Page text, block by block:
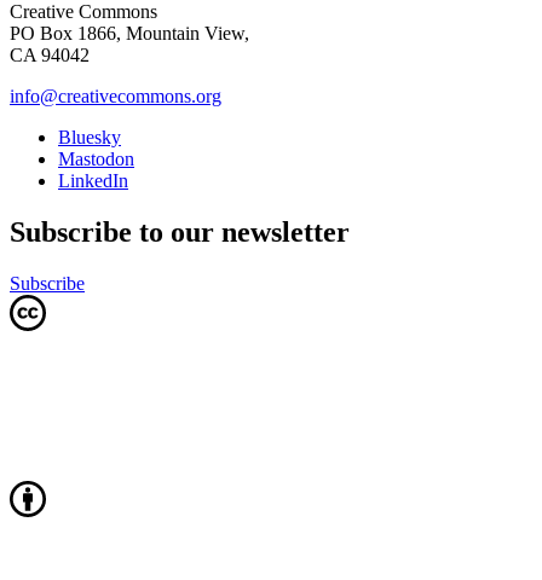
Creative Commons
PO Box 1866, Mountain View,
CA 94042
info@creativecommons.org
Bluesky
Mastodon
LinkedIn
Subscribe to our newsletter
Subscribe